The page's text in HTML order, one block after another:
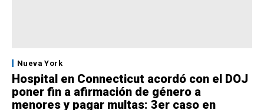
Nueva York
Hospital en Connecticut acordó con el DOJ
poner fin a afirmación de género a
menores y pagar multas: 3er caso en